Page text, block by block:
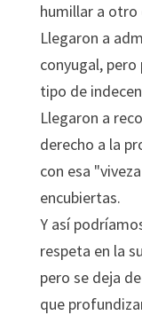
humillar a otro
Llegaron a
conyugal,
tipo de
Llegaron a
derecho a la
con esa
encubiertas.
Y así
respeta en la
pero se deja
que